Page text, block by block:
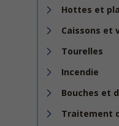
Hottes et
Caissons et
Tourelles
Incendie
Bouches et
Traitement